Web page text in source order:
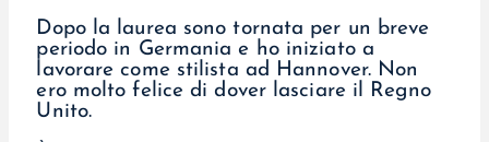
Dopo la laurea sono tornata per un breve
periodo in Germania e ho iniziato a
lavorare come stilista ad Hannover. Non
ero molto felice di dover lasciare il Regno
Unito.